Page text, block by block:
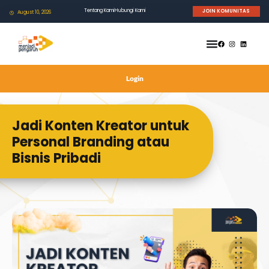
August 10, 2026 Tentang KamiHubungi Kami JOIN KOMUNITAS
Login
Jadi Konten Kreator untuk
Personal Branding atau
Bisnis Pribadi